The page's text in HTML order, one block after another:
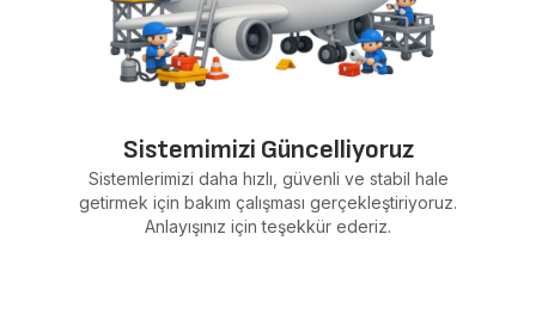
Sistemimizi Güncelliyoruz
Sistemlerimizi daha hızlı, güvenli ve stabil hale
getirmek için bakım çalışması gerçekleştiriyoruz.
Anlayışınız için teşekkür ederiz.